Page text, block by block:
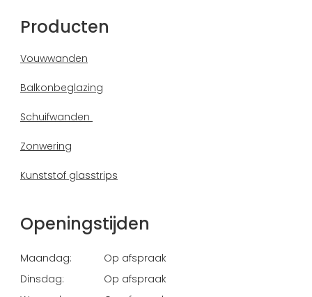
Producten
Vouwwanden
Balkonbeglazing
Schuifwanden
Zonwering
Kunststof glasstrips
Openingstijden
Maandag:
Op afspraak
Dinsdag:
Op afspraak